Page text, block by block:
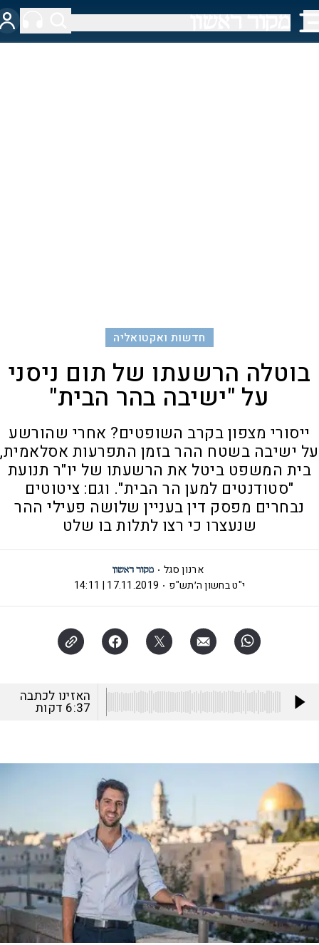
חדשות ואקטואליה
בוטלה הרשעתו של תום ניסני
על "ישיבה בהר הבית"
ייסורי מצפון בקרב השופטים? אחרי שהורשע
על ישיבה בשטח ההר בזמן התפרעות אסלאמית,
בית המשפט ביטל את הרשעתו של יו"ר תנועת
"סטודנטים למען הר הבית". וגם: ציטוטים
נבחרים מפסק דין בעניין שלושה פעילי ההר
שנעצרו כי רצו לתלות בו שלט
ארנון סגל
י"ט בחשון ה׳תש"פ
17.11.2019 | 14:11
האזינו לכתבה
6:37 דקות